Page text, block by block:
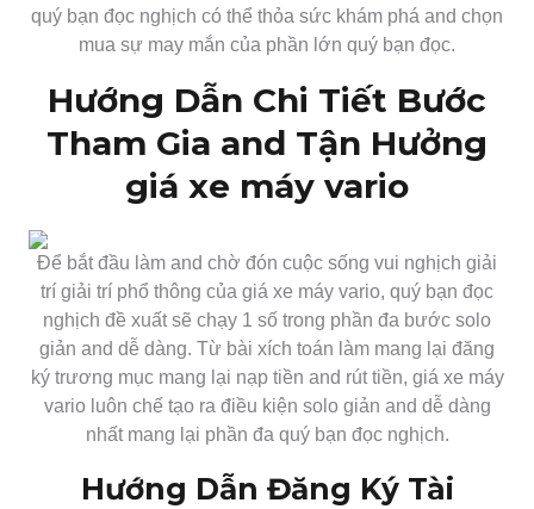
quý bạn đọc nghịch có thể thỏa sức khám phá and chọn
mua sự may mắn của phần lớn quý bạn đọc.
Hướng Dẫn Chi Tiết Bước
Tham Gia and Tận Hưởng
giá xe máy vario
Để bắt đầu làm and chờ đón cuộc sống vui nghịch giải
trí giải trí phổ thông của giá xe máy vario, quý bạn đọc
nghịch đề xuất sẽ chạy 1 số trong phần đa bước solo
giản and dễ dàng. Từ bài xích toán làm mang lại đăng
ký trương mục mang lại nạp tiền and rút tiền, giá xe máy
vario luôn chế tạo ra điều kiện solo giản and dễ dàng
nhất mang lại phần đa quý bạn đọc nghịch.
Hướng Dẫn Đăng Ký Tài